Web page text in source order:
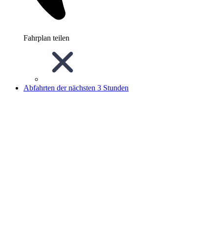
Fahrplan teilen
Abfahrten der nächsten 3 Stunden